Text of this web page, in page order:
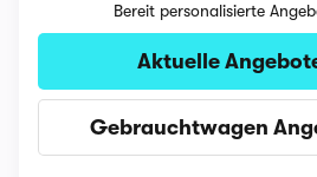
Bereit personalisierte
Aktuelle
Gebrauchtwagen